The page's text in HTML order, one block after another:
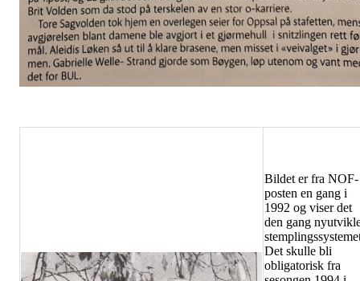
Bildet er fra NOF-
posten en gang i
1992 og viser det
den gang
Det skulle bli
obligatorisk fra